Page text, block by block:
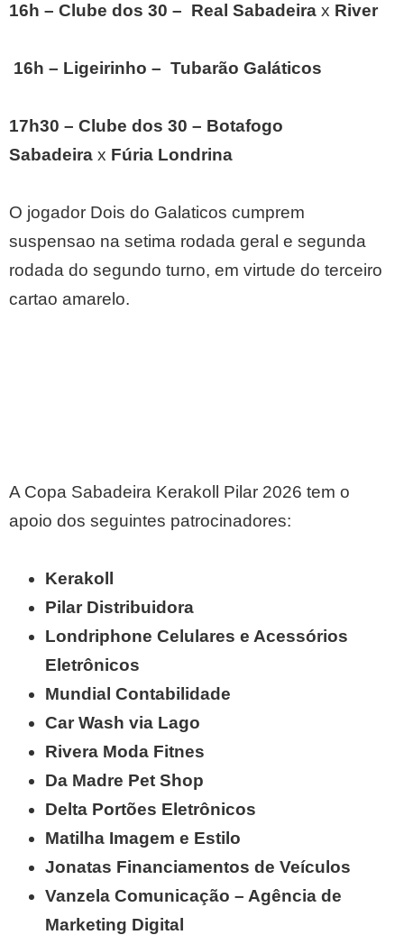
16h – Clube dos 30 – Real Sabadeira x River
16h – Ligeirinho – Tubarão Galáticos
17h30 – Clube dos 30 – Botafogo
Sabadeira x Fúria Londrina
O jogador Dois do Galaticos cumprem
suspensao na setima rodada geral e segunda
rodada do segundo turno, em virtude do terceiro
cartao amarelo.
A Copa Sabadeira Kerakoll Pilar 2026 tem o
apoio dos seguintes patrocinadores:
Kerakoll
Pilar Distribuidora
Londriphone Celulares e Acessórios
Eletrônicos
Mundial Contabilidade
Car Wash via Lago
Rivera Moda Fitnes
Da Madre Pet Shop
Delta Portões Eletrônicos
Matilha Imagem e Estilo
Jonatas Financiamentos de Veículos
Vanzela Comunicação – Agência de
Marketing Digital